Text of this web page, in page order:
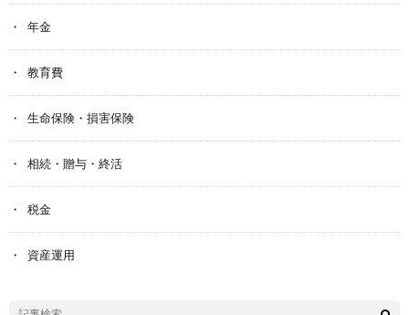
年金
教育費
生命保険・損害保険
相続・贈与・終活
税金
資産運用